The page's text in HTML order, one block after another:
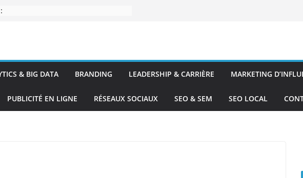
& BIG DATA BRANDING LEADERSHIP & CARRIÈRE MARKETING
PUBLICITÉ EN LIGNE RÉSEAUX SOCIAUX SEO & SEM SEO LOCAL